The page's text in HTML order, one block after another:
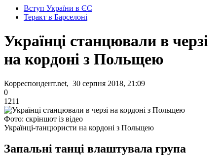
Вступ України в ЄС
Теракт в Барселоні
Українці станцювали в черзі
на кордоні з Польщею
Корреспондент.net, 30 серпня 2018, 21:09
0
1211
Фото: скріншот із відео
Українці-танцюристи на кордоні з Польщею
Запальні танці влаштувала група